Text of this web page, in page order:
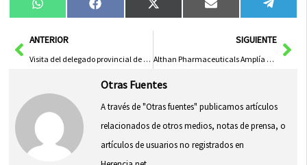
Compartir
en
WhatsAppCompartir
en
FacebookCompartir
en
X
(Twitter)
Compartir
en
Email
en
AntANTERIOR
Visita del delegado provincial de agricultura a Talfrost en busca de ayudas FOCAL para inversión millonaria
SIGUIENTE
Althan Pharmaceuticals Amplía sus Instalaciones en Casarrubios del Monte como Proyecto Prioritario
Otras Fuentes
A través de "Otras fuentes" publicamos artículos
relacionados de otros medios, notas de prensa, o
artículos de usuarios no registrados en